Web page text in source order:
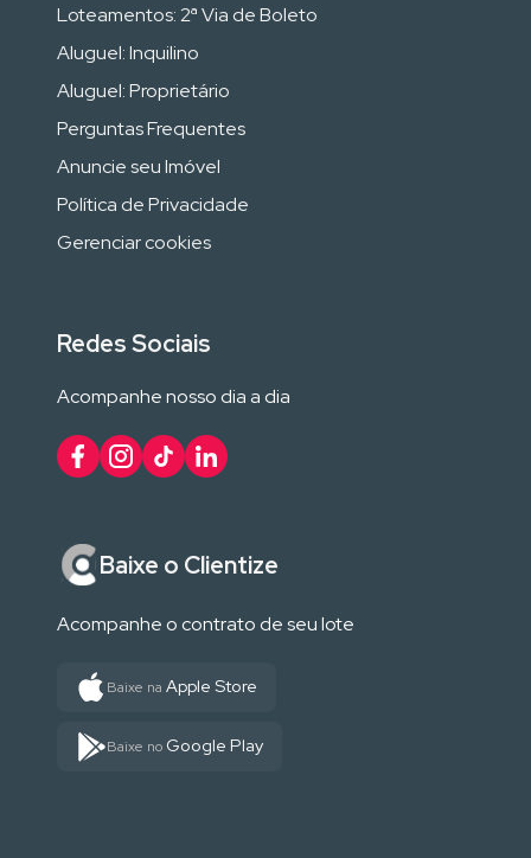
Loteamentos: 2ª Via de Boleto
Aluguel: Inquilino
Aluguel: Proprietário
Perguntas Frequentes
Anuncie seu Imóvel
Política de Privacidade
Gerenciar cookies
Redes Sociais
Acompanhe nosso dia a dia
Baixe o Clientize
Acompanhe o contrato de seu lote
Baixe na Apple Store
Baixe no Google Play